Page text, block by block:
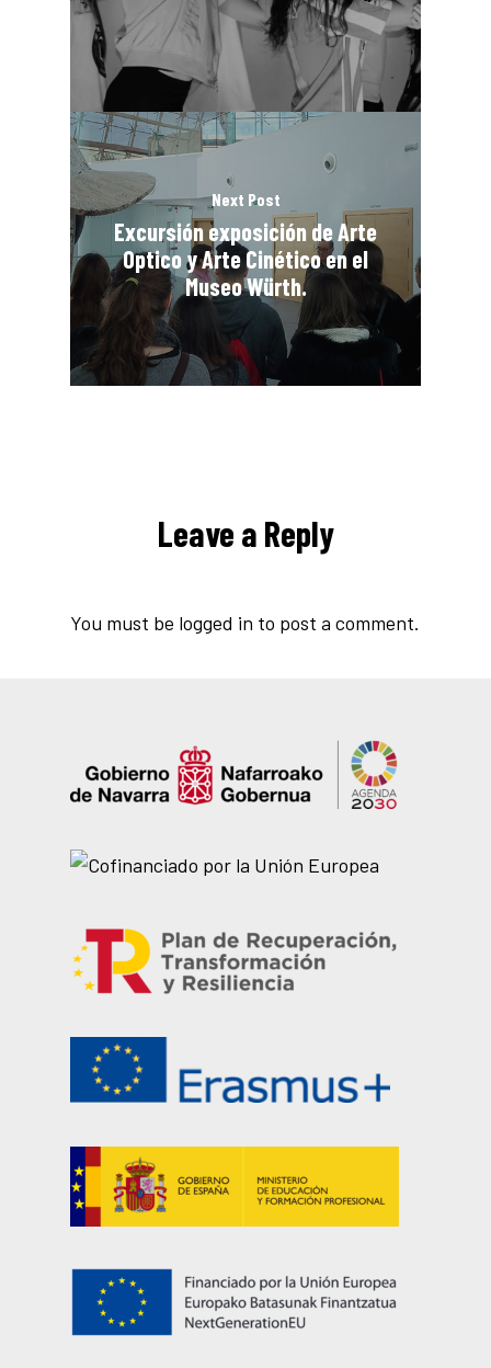
Next Post
Excursión exposición de Arte
Optico y Arte Cinético en el
Museo Würth.
Leave a Reply
You must be logged in to post a comment.